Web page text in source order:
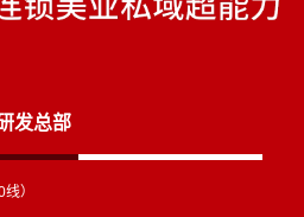
发总部
）